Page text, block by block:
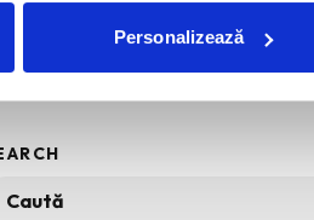
Personalizează